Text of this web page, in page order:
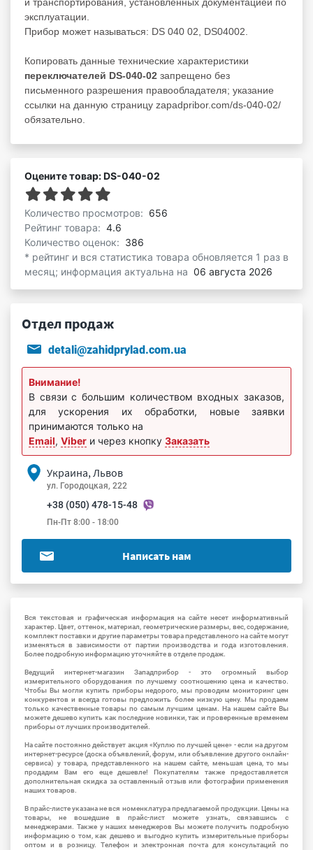
эксплуатации.
Прибор может называться: DS 040 02, DS04002.
Копировать данные технические характеристики
переключателей DS-040-02 запрещено без
письменного разрешения правообладателя; указание
ссылки на данную страницу zapadpribor.com/ds-040-02/
обязательно.
Оцените товар: DS-040-02
Количество просмотров: 656
Рейтинг товара: 4.6
Количество оценок: 386
* рейтинг и вся статистика товара обновляется 1 раз в
месяц; информация актуальна на 06 августа 2026
Отдел продаж
detali@zahidprylad.com.ua
Внимание!
В связи с большим количеством входных заказов,
для ускорения их обработки, новые заявки
принимаются только на
Email, Viber и через кнопку Заказать
Украина, Львов
ул. Городоцкая, 222
+38 (050) 478-15-48
Пн-Пт 8:00 - 18:00
Написать нам
Вся текстовая и графическая информация на сайте несет информативный
характер. Цвет, оттенок, материал, геометрические размеры, вес, содержание,
комплект поставки и другие параметры товара представленого на сайте могут
изменяться в зависимости от партии производства и года изготовления.
Более подробную информацию уточняйте в отделе продаж.
Ведущий интернет-магазин Западприбор - это огромный выбор
измерительного оборудования по лучшему соотношению цена и качество.
Чтобы Вы могли купить приборы недорого, мы проводим мониторинг цен
конкурентов и всегда готовы предложить более низкую цену. Мы продаем
только качественные товары по самым лучшим ценам. На нашем сайте Вы
можете дешево купить как последние новинки, так и проверенные временем
приборы от лучших производителей.
На сайте постоянно действует акция «Куплю по лучшей цене» - если на другом
интернет-ресурсе (доска объявлений, форум, или объявление другого онлайн-
сервиса) у товара, представленного на нашем сайте, меньшая цена, то мы
продадим Вам его еще дешевле! Покупателям также предоставляется
дополнительная скидка за оставленный отзыв или фотографии применения
наших товаров.
В прайс-листе указана не вся номенклатура предлагаемой продукции. Цены на
товары, не вошедшие в прайс-лист можете узнать, связавшись с
менеджерами. Также у наших менеджеров Вы можете получить подробную
информацию о том, как дешево и выгодно купить измерительные приборы
оптом и в розницу. Телефон и электронная почта для консультаций по